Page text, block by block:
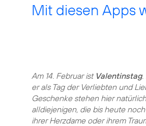
Mit diesen Apps
Am 14. Februar ist Valentinstag.
er als Tag der Verliebten und
Geschenke stehen hier
alldiejenigen, die bis heute
ihrer Herzdame oder ihrem